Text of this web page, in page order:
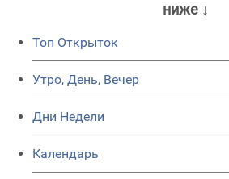
ниже ↓
Топ Открыток
Утро, День, Вечер
Дни Недели
Календарь